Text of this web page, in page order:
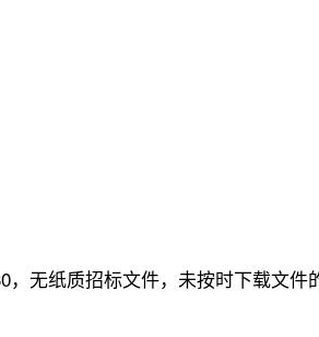
无纸质招标文件，未按时下载文